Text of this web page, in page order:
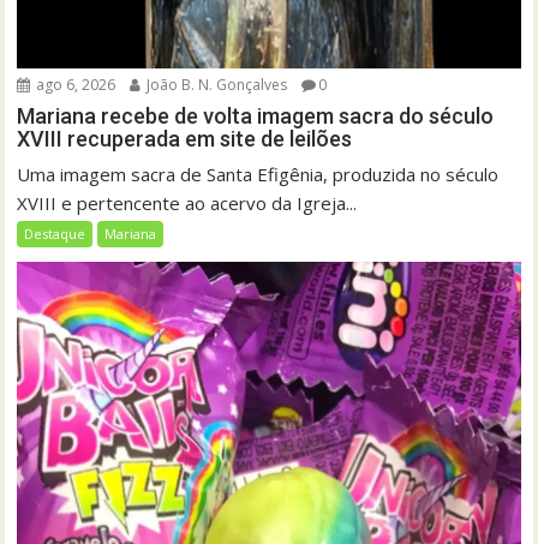
ago 6, 2026 João B. N. Gonçalves 0
Mariana recebe de volta imagem sacra do século
XVIII recuperada em site de leilões
Uma imagem sacra de Santa Efigênia, produzida no século
XVIII e pertencente ao acervo da Igreja...
Destaque Mariana